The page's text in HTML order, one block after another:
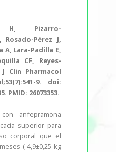
H, Pizarro-
Rosado-Pérez J,
A, Lara-Padilla E,
CF, Reyes-
Clin Pharmacol
9. doi:
PMID: 26073353.
anfepramona
superior para
corporal que el
(-4,9±0,25 kg